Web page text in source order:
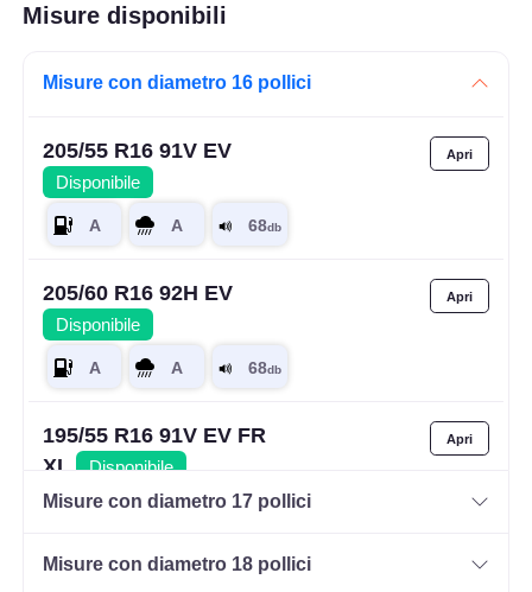
Misure disponibili
Misure con diametro 16 pollici
205/55 R16 91V EV
Disponibile
205/60 R16 92H EV
Disponibile
195/55 R16 91V EV FR
XL
Disponibile
205/60 R16 96V EV XL
Misure con diametro 17 pollici
Misure con diametro 18 pollici